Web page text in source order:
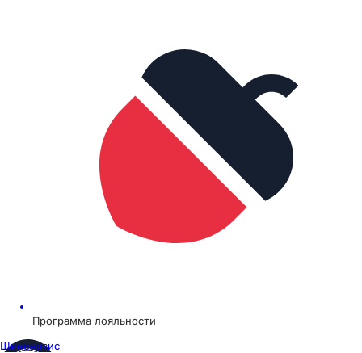
Программа лояльности
Шинсервис